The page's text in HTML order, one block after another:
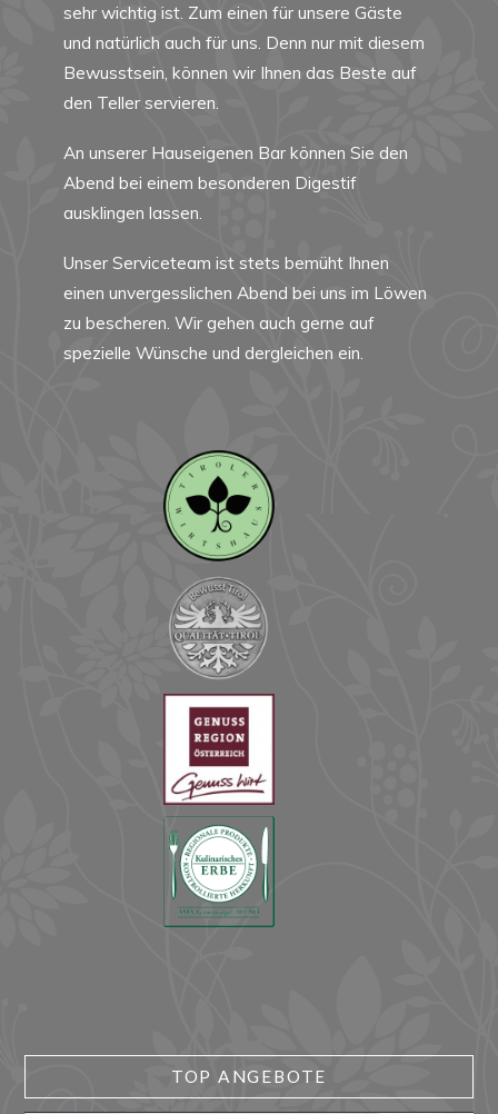
sehr wichtig ist. Zum einen für unsere Gäste
und natürlich auch für uns. Denn nur mit diesem
Bewusstsein, können wir Ihnen das Beste auf
den Teller servieren.
An unserer Hauseigenen Bar können Sie den
Abend bei einem besonderen Digestif
ausklingen lassen.
Unser Serviceteam ist stets bemüht Ihnen
einen unvergesslichen Abend bei uns im Löwen
zu bescheren. Wir gehen auch gerne auf
spezielle Wünsche und dergleichen ein.
TOP ANGEBOTE